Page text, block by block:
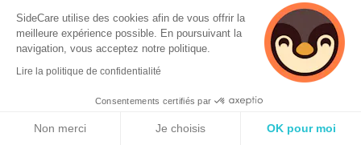
Ingénieure commerciale BTP
CONSTRUCTION,
BÂTIMENT ET
TRAVAUX PUBLICS
Négociateur foncier /
ASSURANCE,
SideCare utilise des cookies afin de vous offrir la
meilleure expérience possible. En poursuivant la
navigation, vous acceptez notre politique.
Lire la politique de confidentialité
Consentements certifiés par
Non merci Je choisis OK pour moi